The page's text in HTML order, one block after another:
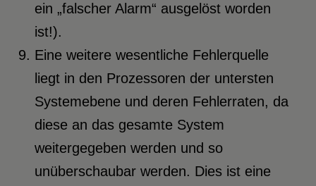
ein „falscher Alarm“ ausgelöst worden
ist!).
Eine weitere wesentliche Fehlerquelle
liegt in den Prozessoren der untersten
Systemebene und deren Fehlerraten, da
diese an das gesamte System
weitergegeben werden und so
unüberschaubar werden. Dies ist eine